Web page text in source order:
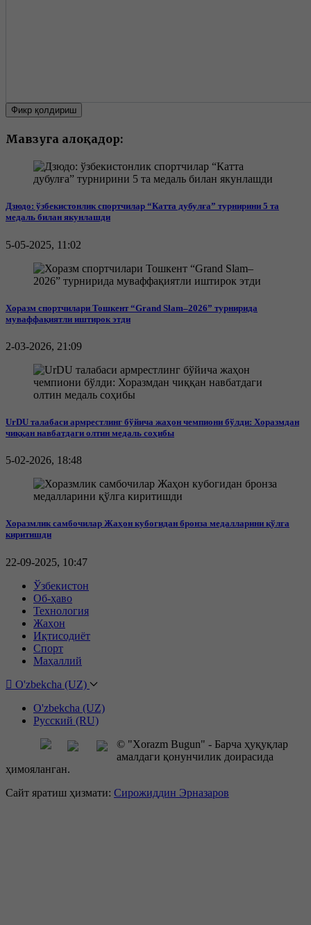
Фикр қолдириш
Мавзуга алоқадор:
Дзюдо: ўзбекистонлик спортчилар “Катта дубулға” турнирини 5 та
медаль билан якунлашди
5-05-2025, 11:02
Хоразм спортчилари Тошкент “Grand Slam–2026” турнирида
муваффақиятли иштирок этди
2-03-2026, 21:09
UrDU талабаси армрестлинг бўйича жаҳон чемпиони бўлди: Хоразмдан
чиққан навбатдаги олтин медаль соҳибы
5-02-2026, 18:48
Хоразмлик самбочилар Жаҳон кубогидан бронза медалларини қўлга
киритишди
22-09-2025, 10:47
Ўзбекистон
Об-ҳаво
Технология
Жаҳон
Иқтисодиёт
Спорт
Маҳаллий
O'zbekcha (UZ)
O'zbekcha (UZ)
Русский (RU)
© "Xorazm Bugun" - Барча ҳуқуқлар
амалдаги қонунчилик доирасида
ҳимояланган.
Сайт яратиш ҳизмати: Сирожиддин Эрназаров